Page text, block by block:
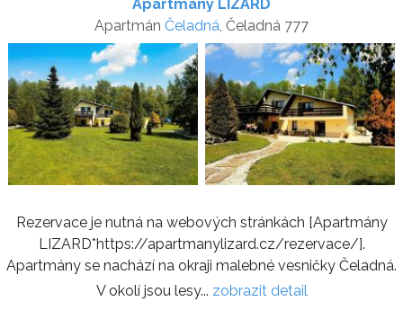
Apartmány LIZARD
Apartmán Čeladná , Čeladná 777
Rezervace je nutná na webových stránkách [Apartmány
LIZARD*https://apartmanylizard.cz/rezervace/].
Apartmány se nachází na okraji malebné vesničky Čeladná.
V okolí jsou lesy... zobrazit detail